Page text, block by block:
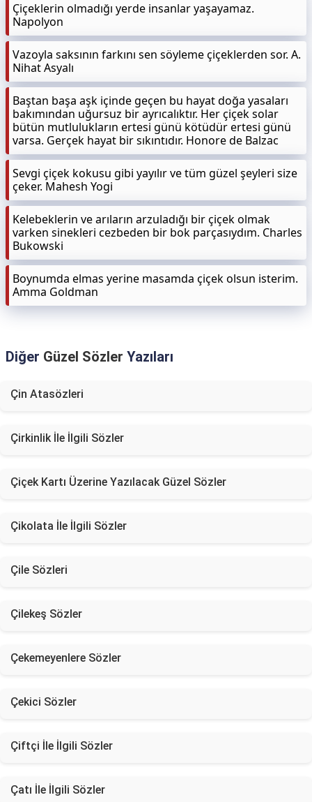
Çiçeklerin olmadığı yerde insanlar yaşayamaz.
Napolyon
Vazoyla saksının farkını sen söyleme çiçeklerden sor. A.
Nihat Asyalı
Baştan başa aşk içinde geçen bu hayat doğa yasaları
bakımından uğursuz bir ayrıcalıktır. Her çiçek solar
bütün mutlulukların ertesi günü kötüdür ertesi günü
varsa. Gerçek hayat bir sıkıntıdır. Honore de Balzac
Sevgi çiçek kokusu gibi yayılır ve tüm güzel şeyleri size
çeker. Mahesh Yogi
Kelebeklerin ve arıların arzuladığı bir çiçek olmak
varken sinekleri cezbeden bir bok parçasıydım. Charles
Bukowski
Boynumda elmas yerine masamda çiçek olsun isterim.
Amma Goldman
Diğer Güzel Sözler Yazıları
Çin Atasözleri
Çirkinlik İle İlgili Sözler
Çiçek Kartı Üzerine Yazılacak Güzel Sözler
Çikolata İle İlgili Sözler
Çile Sözleri
Çilekeş Sözler
Çekemeyenlere Sözler
Çekici Sözler
Çiftçi İle İlgili Sözler
Çatı İle İlgili Sözler